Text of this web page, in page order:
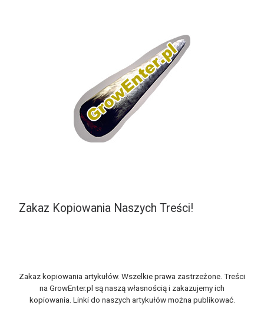
Zakaz Kopiowania Naszych Treści!
Zakaz kopiowania artykułów. Wszelkie prawa zastrzeżone. Treści
na GrowEnter.pl są naszą własnością i zakazujemy ich
kopiowania. Linki do naszych artykułów można publikować.